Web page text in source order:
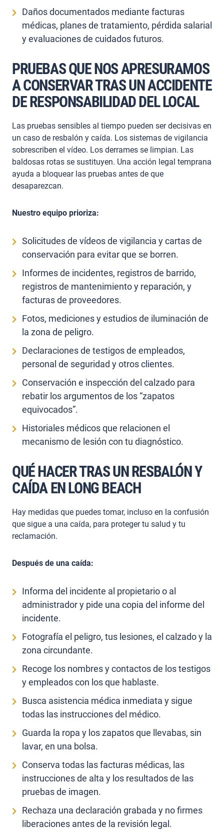
Daños documentados mediante facturas
médicas, planes de tratamiento, pérdida salarial
y evaluaciones de cuidados futuros.
PRUEBAS QUE NOS APRESURAMOS
A CONSERVAR TRAS UN ACCIDENTE
DE RESPONSABILIDAD DEL LOCAL
Las pruebas sensibles al tiempo pueden ser decisivas en
un caso de resbalón y caída. Los sistemas de vigilancia
sobrescriben el vídeo. Los derrames se limpian. Las
baldosas rotas se sustituyen. Una acción legal temprana
ayuda a bloquear las pruebas antes de que
desaparezcan.
Nuestro equipo prioriza:
Solicitudes de vídeos de vigilancia y cartas de
conservación para evitar que se borren.
Informes de incidentes, registros de barrido,
registros de mantenimiento y reparación, y
facturas de proveedores.
Fotos, mediciones y estudios de iluminación de
la zona de peligro.
Declaraciones de testigos de empleados,
personal de seguridad y otros clientes.
Conservación e inspección del calzado para
rebatir los argumentos de los “zapatos
equivocados”.
Historiales médicos que relacionen el
mecanismo de lesión con tu diagnóstico.
QUÉ HACER TRAS UN RESBALÓN Y
CAÍDA EN LONG BEACH
Hay medidas que puedes tomar, incluso en la confusión
que sigue a una caída, para proteger tu salud y tu
reclamación.
Después de una caída:
Informa del incidente al propietario o al
administrador y pide una copia del informe del
incidente.
Fotografía el peligro, tus lesiones, el calzado y la
zona circundante.
Recoge los nombres y contactos de los testigos
y empleados con los que hablaste.
Busca asistencia médica inmediata y sigue
todas las instrucciones del médico.
Guarda la ropa y los zapatos que llevabas, sin
lavar, en una bolsa.
Conserva todas las facturas médicas, las
instrucciones de alta y los resultados de las
pruebas de imagen.
Rechaza una declaración grabada y no firmes
liberaciones antes de la revisión legal.